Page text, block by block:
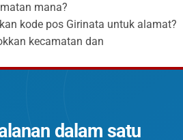
mana?
kode pos Girinata untuk alamat?
kecamatan dan
dalam satu